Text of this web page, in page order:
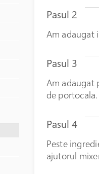
Pasul 2
Am adaugat
Pasul 3
Am adaugat
de portocala.
Pasul 4
Peste
ajutorul